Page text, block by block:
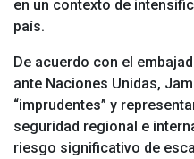
en un contexto de
país.
De acuerdo con el
ante Naciones Unidas,
“imprudentes” y
seguridad regional e
riesgo significativo de